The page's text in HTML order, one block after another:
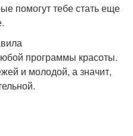
помогут тебе стать еще
программы красоты.
и молодой, а значит,